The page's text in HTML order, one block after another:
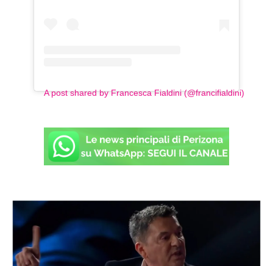
A post shared by Francesca Fialdini (@francifialdini)